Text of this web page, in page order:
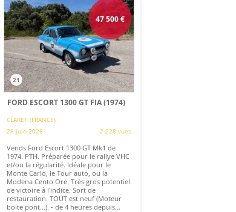
47 500€
21
FORD ESCORT 1300 GT FIA (1974)
CLARET (FRANCE)
28 juin 2026
2 228 vues
Vends Ford Escort 1300 GT Mk1 de
1974. PTH. Préparée pour le rallye VHC
et/ou la régularité. Idéale pour le
Monte Carlo, le Tour auto, ou la
Modena Cento Ore. Très gros potentiel
de victoire à l'indice. Sort de
restauration. TOUT est neuf (Moteur
boite pont...). - de 4 heures depuis...